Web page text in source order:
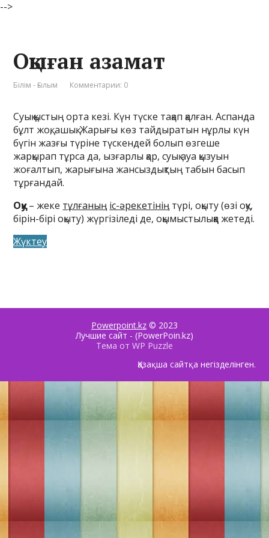
-->
Оқыған азамат
Білім - Ғылым Комментарии: 0
Суық қыстың орта кезі. Күн түске тақап қалған. Аспанда
бұлт жоқ, ашық. Жарығы көз тайдыратын нұрлы күн
бүгін жазғы түріне түскендей болып өзгеше
жарқырап тұрса да, ызғарлы қар, суық ауа қызуын
жоғалтып, жарығына жансыздықтың табын басып
тұрғандай.
Оқу– жеке тұлғаның іс-әрекетінің түрі, оқыту (өзі оқу,
бірін-бірі оқыту) жүргізіледі де, оқымыстылыққа жетеді.
Жүктеу
Powerpoint.kz © 2023
Лучшие сайт - (PowerPoin.kz)
Тема от WP Puzzle
Қазақша сайтқа негізделінген.